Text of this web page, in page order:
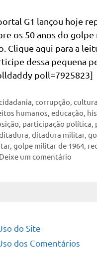
G1 lançou hoje
os 50 anos do
Clique aqui para a
dessa pequena
poll=7925823]
,corrupção,cultura
humanos, educação,
, participação política,
,ditadura militar,
, golpe militar de 1964,
Deixe um comentário
do Site
dos Comentários